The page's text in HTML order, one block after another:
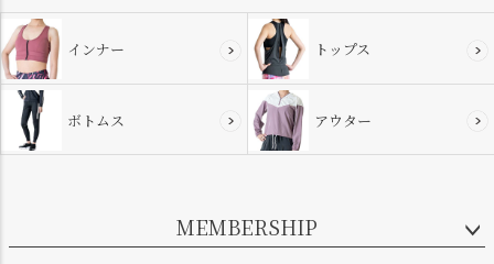
インナー トップス
ボトムス アウター
MEMBERSHIP